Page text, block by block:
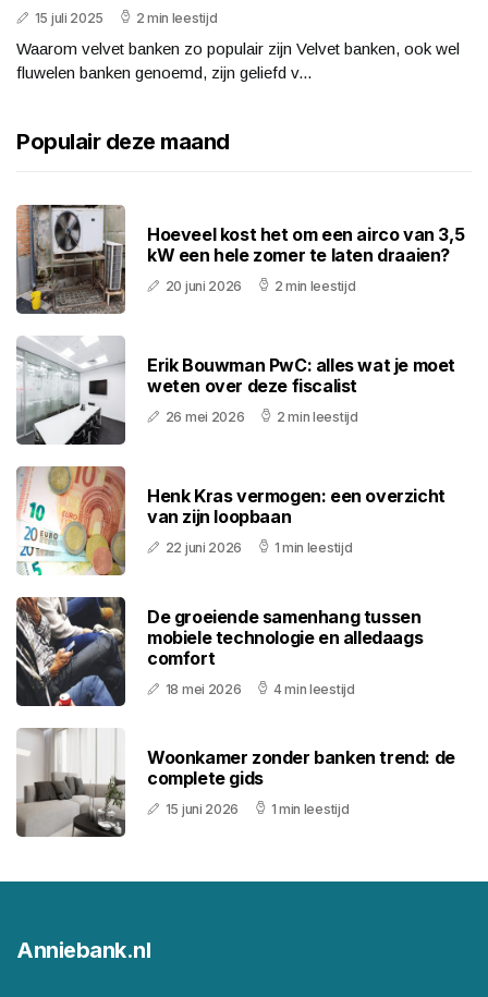
15 juli 2025 2 min leestijd
Waarom velvet banken zo populair zijn Velvet banken, ook wel
fluwelen banken genoemd, zijn geliefd v...
Populair deze maand
Hoeveel kost het om een airco van 3,5
kW een hele zomer te laten draaien?
20 juni 2026 2 min leestijd
Erik Bouwman PwC: alles wat je moet
weten over deze fiscalist
26 mei 2026 2 min leestijd
Henk Kras vermogen: een overzicht
van zijn loopbaan
22 juni 2026 1 min leestijd
De groeiende samenhang tussen
mobiele technologie en alledaags
comfort
18 mei 2026 4 min leestijd
Woonkamer zonder banken trend: de
complete gids
15 juni 2026 1 min leestijd
Anniebank.nl